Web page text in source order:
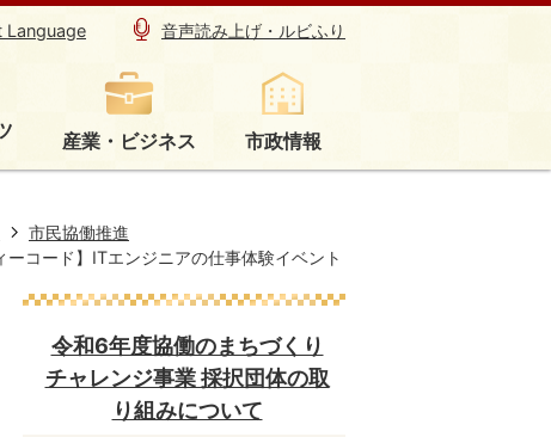
Language 音声読み上げ・ルビふり
産業・ビジネス 市政情報
市民協働推進
ーコード】ITエンジニアの仕事体験イベント
令和6年度協働のまちづくり
チャレンジ事業 採択団体の取
り組みについて